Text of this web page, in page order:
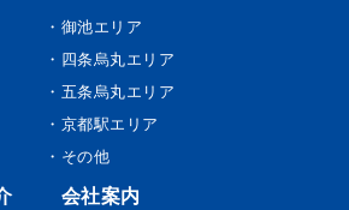
・御池エリア
・四条烏丸エリア
・五条烏丸エリア
・京都駅エリア
・その他
会社案内